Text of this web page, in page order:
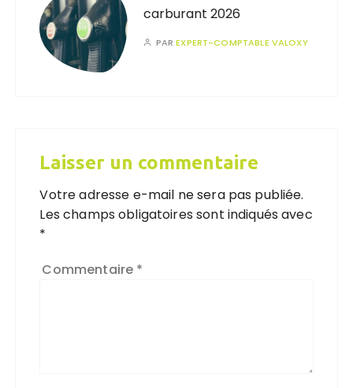
carburant 2026
PAREXPERT-COMPTABLE VALOXY
Laisser un commentaire
Votre adresse e-mail ne sera pas publiée.
Les champs obligatoires sont indiqués avec
*
Commentaire *